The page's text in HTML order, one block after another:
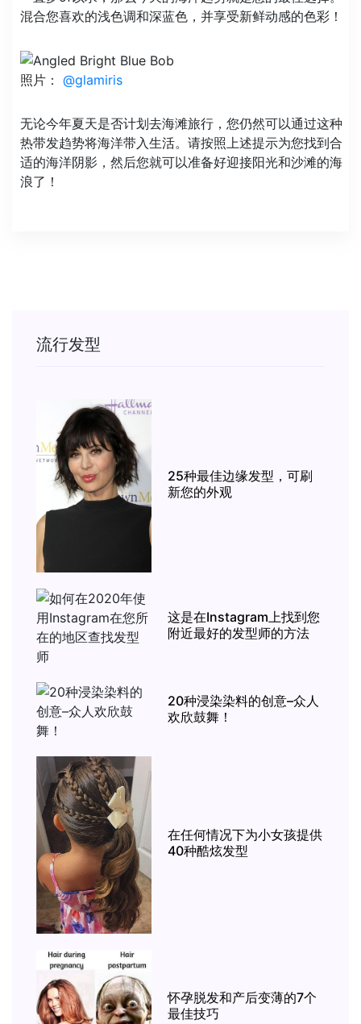
混合您喜欢的浅色调和深蓝色，并享受新鲜动感的色彩！
照片： @glamiris
无论今年夏天是否计划去海滩旅行，您仍然可以通过这种
热带发趋势将海洋带入生活。请按照上述提示为您找到合
适的海洋阴影，然后您就可以准备好迎接阳光和沙滩的海
浪了！
流行发型
25种最佳边缘发型，可刷
新您的外观
这是在Instagram上找到您
附近最好的发型师的方法
20种浸染染料的创意–众人
欢欣鼓舞！
在任何情况下为小女孩提供
40种酷炫发型
怀孕脱发和产后变薄的7个
最佳技巧